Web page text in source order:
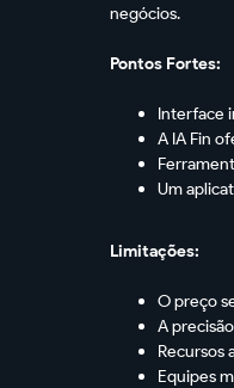
negócios.
Pontos Fortes:
Interface
A IA Fin
Um
Limitações:
O preço
A
Recursos
Equipes